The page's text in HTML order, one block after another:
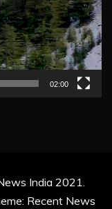
02:00
India 2021.
Recent News